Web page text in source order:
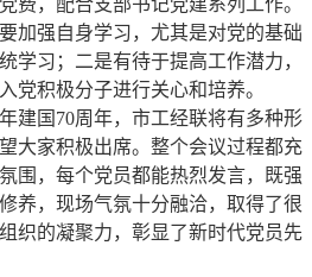
加强自身学习，尤其是对党的基础
学习；二是有待于提高工作潜力，
党积极分子进行关心和培养。
国70周年，市工经联将有多种形
大家积极出席。整个会议过程都充
围，每个党员都能热烈发言，既强
养，现场气氛十分融洽，取得了很
织的凝聚力，彰显了新时代党员先